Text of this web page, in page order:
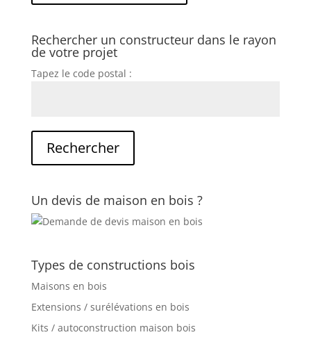
Rechercher un constructeur dans le rayon
de votre projet
Tapez le code postal :
Un devis de maison en bois ?
Types de constructions bois
Maisons en bois
Extensions / surélévations en bois
Kits / autoconstruction maison bois